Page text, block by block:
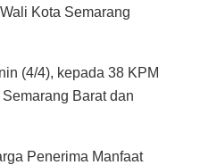
Kota Semarang
(4/4), kepada 38 KPM
Barat dan
Penerima Manfaat